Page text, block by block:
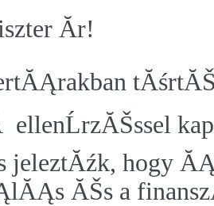
Ăr!
jeleztĂźk, hogy
ĂŠs a